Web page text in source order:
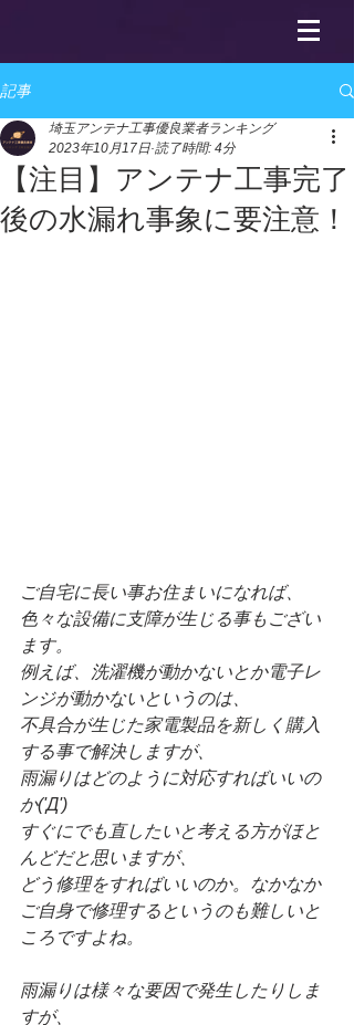
記事
【注目】アンテナ工事完了
後の水漏れ事象に要注意！
埼玉アンテナ工事優良業者ランキング
2023年10月17日 読了時間: 4分
ご自宅に長い事お住まいになれば、
色々な設備に支障が生じる事もござい
ます。
例えば、洗濯機が動かないとか電子レ
ンジが動かないというのは、
不具合が生じた家電製品を新しく購入
する事で解決しますが、
雨漏りはどのように対応すればいいの
か('Д')
すぐにでも直したいと考える方がほと
んどだと思いますが、
どう修理をすればいいのか。なかなか
ご自身で修理するというのも難しいと
ころですよね。
雨漏りは様々な要因で発生したりしま
すが、